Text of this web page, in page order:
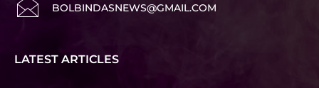
BOLBINDASNEWS@GMAIL.COM
LATEST ARTICLES